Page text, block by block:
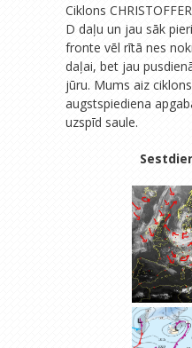
Ciklons
D daļu un jau sāk
fronte vēl rītā nes
daļai, bet jau
jūru. Mums aiz
augstspiediena
uzspīd saule.